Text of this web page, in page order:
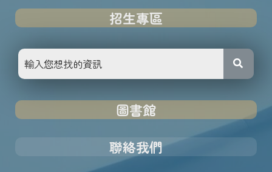
招生專區
圖書館
聯絡我們